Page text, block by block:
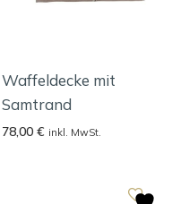
Waffeldecke mit
Samtrand
78,00 € inkl. MwSt.